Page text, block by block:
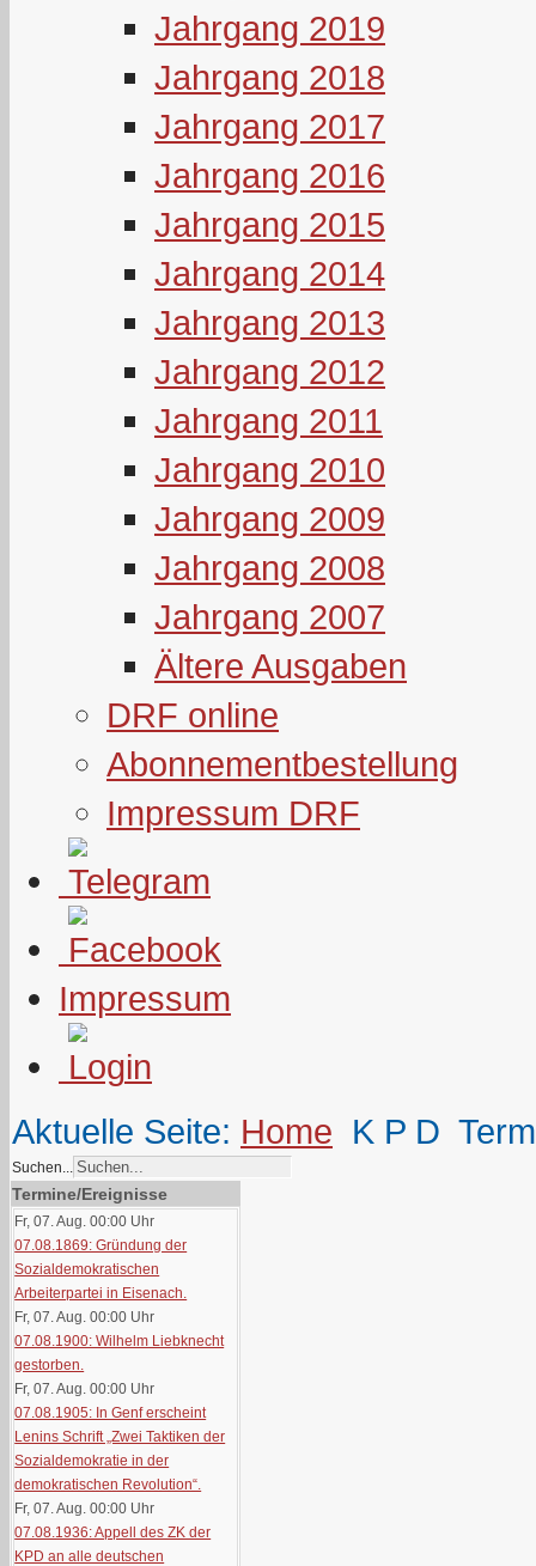
Jahrgang 2019
Jahrgang 2018
Jahrgang 2017
Jahrgang 2016
Jahrgang 2015
Jahrgang 2014
Jahrgang 2013
Jahrgang 2012
Jahrgang 2011
Jahrgang 2010
Jahrgang 2009
Jahrgang 2008
Jahrgang 2007
Ältere Ausgaben
DRF online
Abonnementbestellung
Impressum DRF
Impressum
Aktuelle Seite: Home K P D
Suchen...
Termine/Ereignisse
Fr, 07. Aug. 00:00 Uhr
07.08.1869: Gründung der
Sozialdemokratischen
Arbeiterpartei in Eisenach.
Fr, 07. Aug. 00:00 Uhr
07.08.1900: Wilhelm Liebknecht
gestorben.
Fr, 07. Aug. 00:00 Uhr
07.08.1905: In Genf erscheint
Lenins Schrift „Zwei Taktiken der
Sozialdemokratie in der
demokratischen Revolution“.
Fr, 07. Aug. 00:00 Uhr
07.08.1936: Appell des ZK der
KPD an alle deutschen